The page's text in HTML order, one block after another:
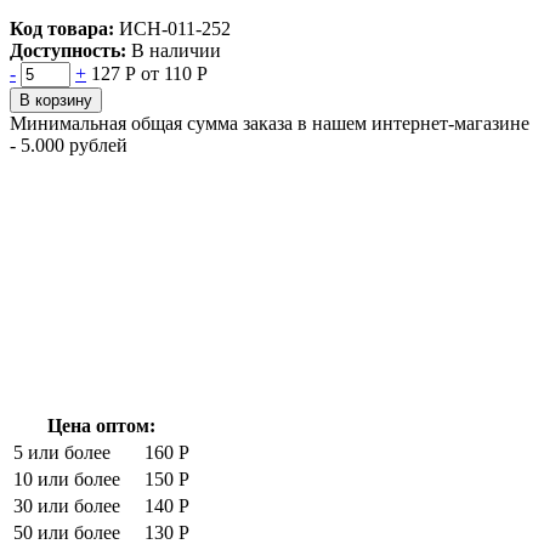
Код товара: ИСН-011-252
Доступность: В наличии
-
+ 127 Р от 110 Р
В корзину
Минимальная общая сумма заказа в нашем интернет-магазине
- 5.000 рублей
Цена оптом:
5 или более
160 Р
10 или более
150 Р
30 или более
140 Р
50 или более
130 Р